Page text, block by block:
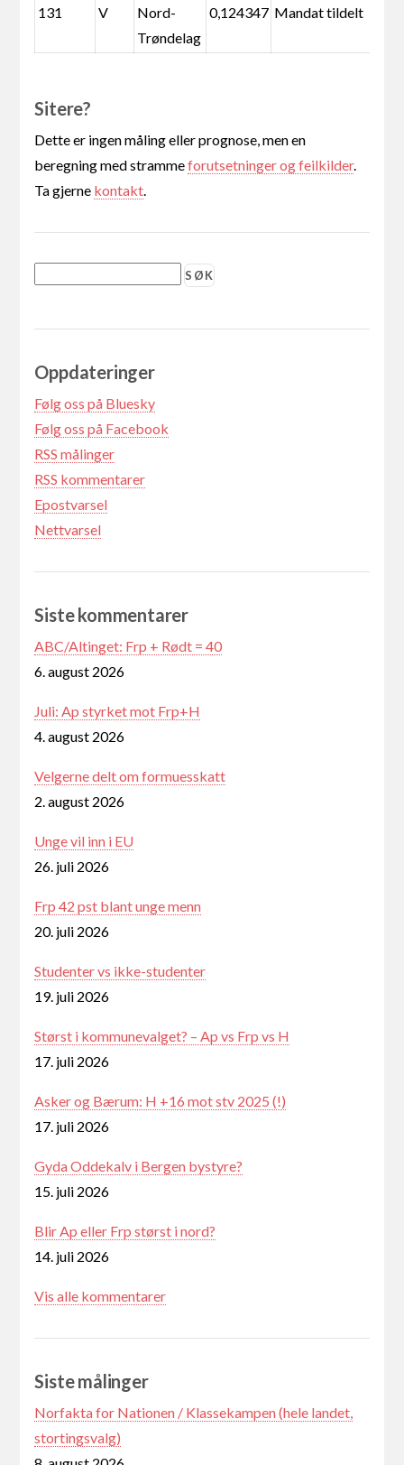
131
V
Nord-
Trøndelag
0,124347 Mandat tildelt
Sitere?
Dette er ingen måling eller prognose, men en
beregning med strammeforutsetninger og feilkilder.
Ta gjerne kontakt.
Oppdateringer
Følg oss på Bluesky
Følg oss på Facebook
RSS målinger
RSS kommentarer
Epostvarsel
Nettvarsel
Siste kommentarer
ABC/Altinget: Frp + Rødt = 40
6. august 2026
Juli: Ap styrket mot Frp+H
4. august 2026
Velgerne delt om formuesskatt
2. august 2026
Unge vil inn i EU
26. juli 2026
Frp 42 pst blant unge menn
20. juli 2026
Studenter vs ikke-studenter
19. juli 2026
Størst i kommunevalget? – Ap vs Frp vs H
17. juli 2026
Asker og Bærum: H +16 mot stv 2025 (!)
17. juli 2026
Gyda Oddekalv i Bergen bystyre?
15. juli 2026
Blir Ap eller Frp størst i nord?
14. juli 2026
Vis alle kommentarer
Siste målinger
Norfakta for Nationen / Klassekampen (hele landet,
stortingsvalg)